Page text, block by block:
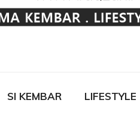
SI KEMBAR LIFESTYLE